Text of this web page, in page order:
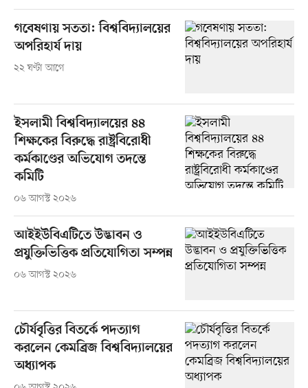
গবেষণায় সততা: বিশ্ববিদ্যালয়ের
অপরিহার্য দায়
২২ ঘণ্টা আগে
ইসলামী বিশ্ববিদ্যালয়ের ৪৪
শিক্ষকের বিরুদ্ধে রাষ্ট্রবিরোধী
কর্মকাণ্ডের অভিযোগ তদন্তে
কমিটি
০৬ আগস্ট ২০২৬
আইইউবিএটিতে উদ্ভাবন ও
প্রযুক্তিভিত্তিক প্রতিযোগিতা সম্পন্ন
০৬ আগস্ট ২০২৬
চৌর্যবৃত্তির বিতর্কে পদত্যাগ
করলেন কেমব্রিজ বিশ্ববিদ্যালয়ের
অধ্যাপক